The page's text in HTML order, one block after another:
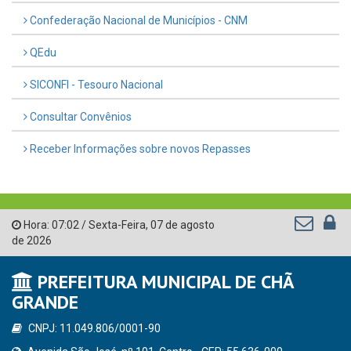
Confederação Nacional de Municípios - CNM
QEdu
SICONFI - Tesouro Nacional
Consultar Convênios
Receber Informações sobre novos Repasses
Hora: 07:02 /Sexta-Feira, 07 de agosto
de 2026
PREFEITURA MUNICIPAL DE CHÃ
GRANDE
CNPJ: 11.049.806/0001-90